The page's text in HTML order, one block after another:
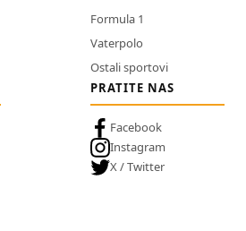
Formula 1
Vaterpolo
Ostali sportovi
PRATITE NAS
Facebook
Instagram
X / Twitter